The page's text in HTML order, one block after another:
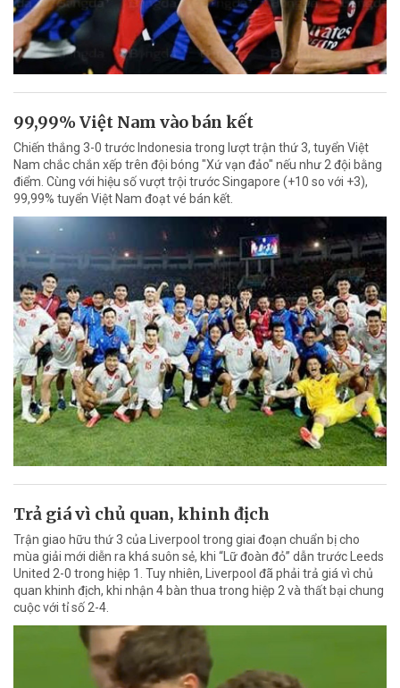
99,99% Việt Nam vào bán kết
Chiến thắng 3-0 trước Indonesia trong lượt trận thứ 3, tuyển Việt
Nam chắc chắn xếp trên đội bóng "Xứ vạn đảo" nếu như 2 đội bằng
điểm. Cùng với hiệu số vượt trội trước Singapore (+10 so với +3),
99,99% tuyển Việt Nam đoạt vé bán kết.
Trả giá vì chủ quan, khinh địch
Trận giao hữu thứ 3 của Liverpool trong giai đoạn chuẩn bị cho
mùa giải mới diễn ra khá suôn sẻ, khi “Lữ đoàn đỏ” dẫn trước Leeds
United 2-0 trong hiệp 1. Tuy nhiên, Liverpool đã phải trả giá vì chủ
quan khinh địch, khi nhận 4 bàn thua trong hiệp 2 và thất bại chung
cuộc với tỉ số 2-4.